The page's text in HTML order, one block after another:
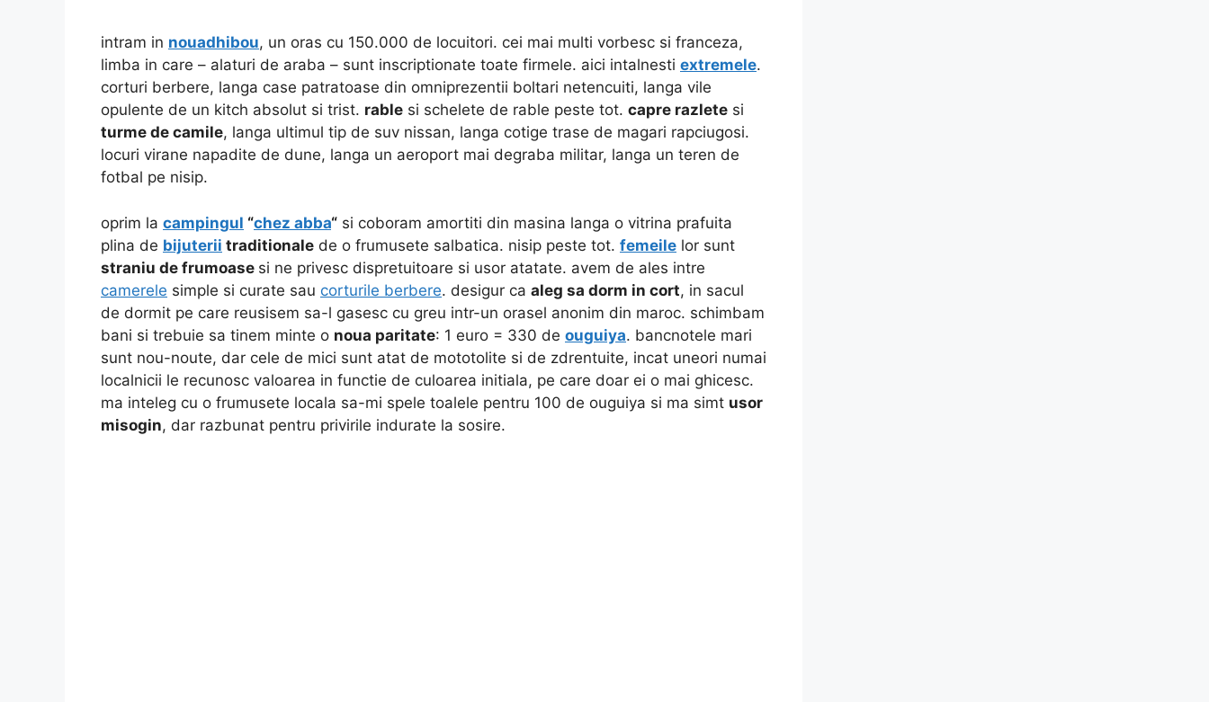
intram in nouadhibou, un oras cu 150.000 de locuitori. cei mai multi vorbesc si franceza,
limba in care – alaturi de araba – sunt inscriptionate toate firmele. aici intalnesti extremele.
corturi berbere, langa case patratoase din omniprezentii boltari netencuiti, langa vile
opulente de un kitch absolut si trist. rable si schelete de rable peste tot. capre razlete si
turme de camile, langa ultimul tip de suv nissan, langa cotige trase de magari rapciugosi.
locuri virane napadite de dune, langa un aeroport mai degraba militar, langa un teren de
fotbal pe nisip.
oprim la campingul “chez abba“ si coboram amortiti din masina langa o vitrina prafuita
plina de bijuterii traditionale de o frumusete salbatica. nisip peste tot. femeile lor sunt
straniu de frumoase si ne privesc dispretuitoare si usor atatate. avem de ales intre
camerele simple si curate sau corturile berbere. desigur ca aleg sa dorm in cort, in sacul
de dormit pe care reusisem sa-l gasesc cu greu intr-un orasel anonim din maroc. schimbam
bani si trebuie sa tinem minte o noua paritate: 1 euro = 330 de ouguiya. bancnotele mari
sunt nou-noute, dar cele de mici sunt atat de mototolite si de zdrentuite, incat uneori numai
localnicii le recunosc valoarea in functie de culoarea initiala, pe care doar ei o mai ghicesc.
ma inteleg cu o frumusete locala sa-mi spele toalele pentru 100 de ouguiya si ma simt usor
misogin, dar razbunat pentru privirile indurate la sosire.